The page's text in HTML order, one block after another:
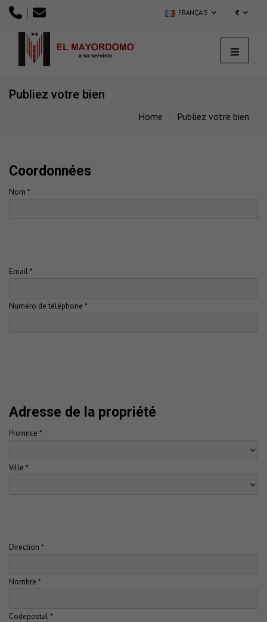
| FRANÇAIS €
Publiez votre bien
Home Publiez votre bien
Coordonnées
Nom *
Email *
Numéro de téléphone *
Adresse de la propriété
Province *
Ville *
Direction *
Nombre *
Codepostal *